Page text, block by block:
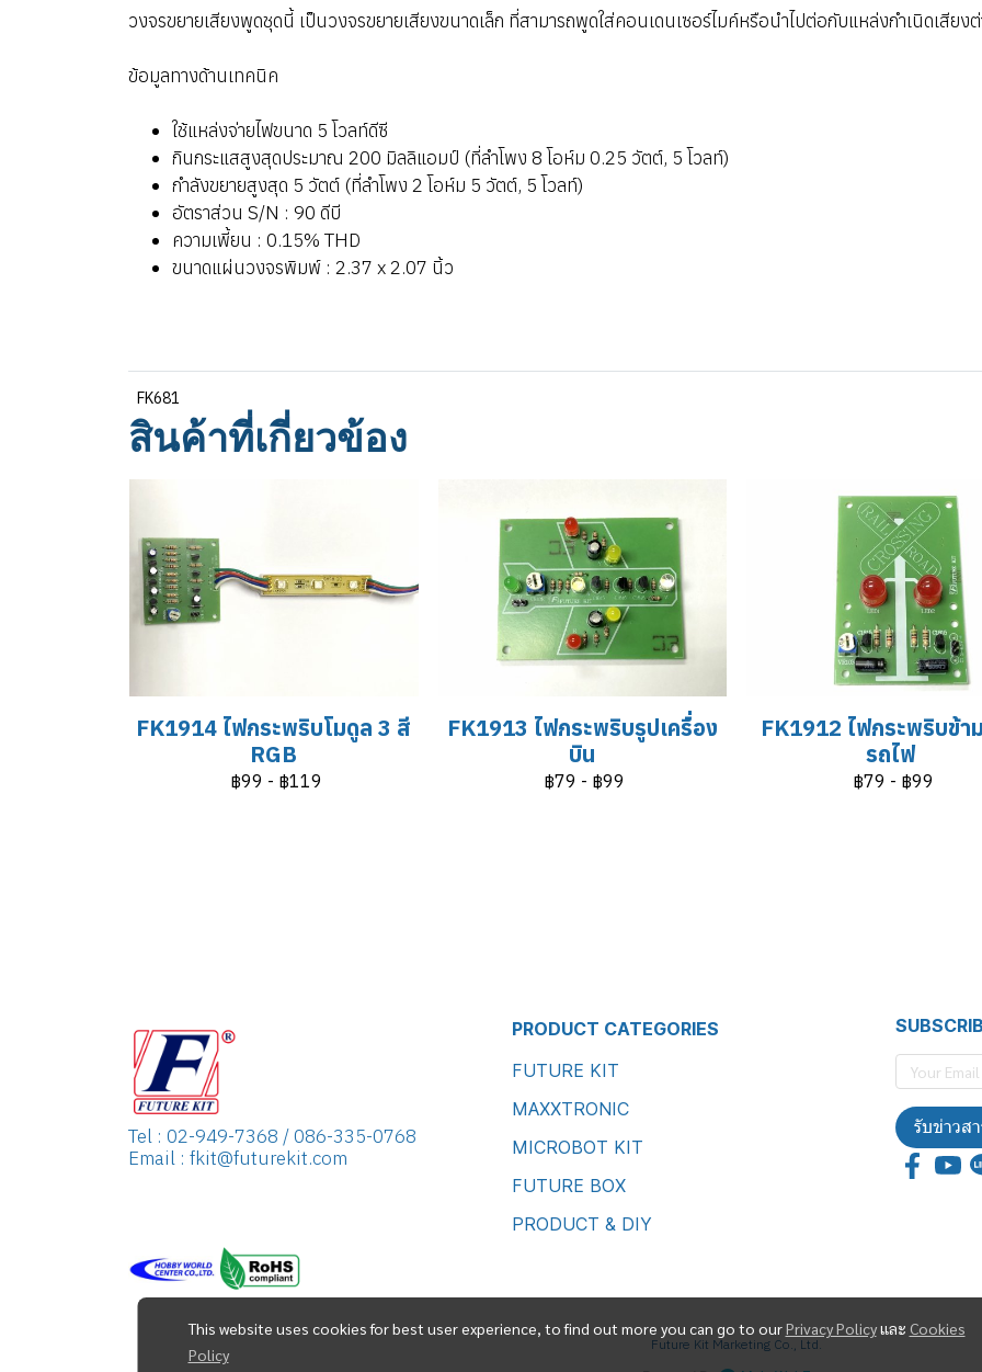
วงจรขยายเสียงพูดชุดนี้ เป็นวงจรขยายเสียงขนาดเล็ก ที่สามารถพูดใส่คอนเดนเซอร์ไมค์หรือนำไปต่อกับแหล่งกำเนิดเสีย
ข้อมูลทางด้านเทคนิค
ใช้แหล่งจ่ายไฟขนาด 5 โวลท์ดีซี
กินกระแสสูงสุดประมาณ 200 มิลลิแอมป์ (ที่ลำโพง 8 โอห์ม 0.25 วัตต์, 5 โวลท์)
กำลังขยายสูงสุด 5 วัตต์ (ที่ลำโพง 2 โอห์ม 5 วัตต์, 5 โวลท์)
อัตราส่วน S/N : 90 ดีบี
ความเพี้ยน : 0.15% THD
ขนาดแผ่นวงจรพิมพ์ : 2.37 x 2.07 นิ้ว
FK681
สินค้าที่เกี่ยวข้อง
FK1914 ไฟกระพริบโมดูล 3 สี
RGB
฿99 - ฿119
FK1913 ไฟกระพริบรูปเครื่อง
บิน
฿79 - ฿99
FK1912 ไฟกระพริบข้า
รถไฟ
฿79 - ฿99
This website uses cookies for best user experience, to find out more you can go to ourPrivacy Policyและ Cookies
Policy
Tel : 02-949-7368 / 086-335-0768
Email : fkit@futurekit.com
PRODUCT CATEGORIES
FUTURE KIT
MAXXTRONIC
MICROBOT KIT
FUTURE BOX
PRODUCT & DIY
รับข่าวส
Future Kit Marketing Co., Ltd.